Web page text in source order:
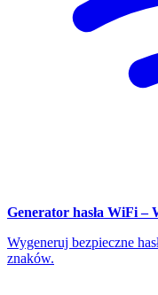
Generator hasła WiFi –
Wygeneruj bezpieczne
znaków.